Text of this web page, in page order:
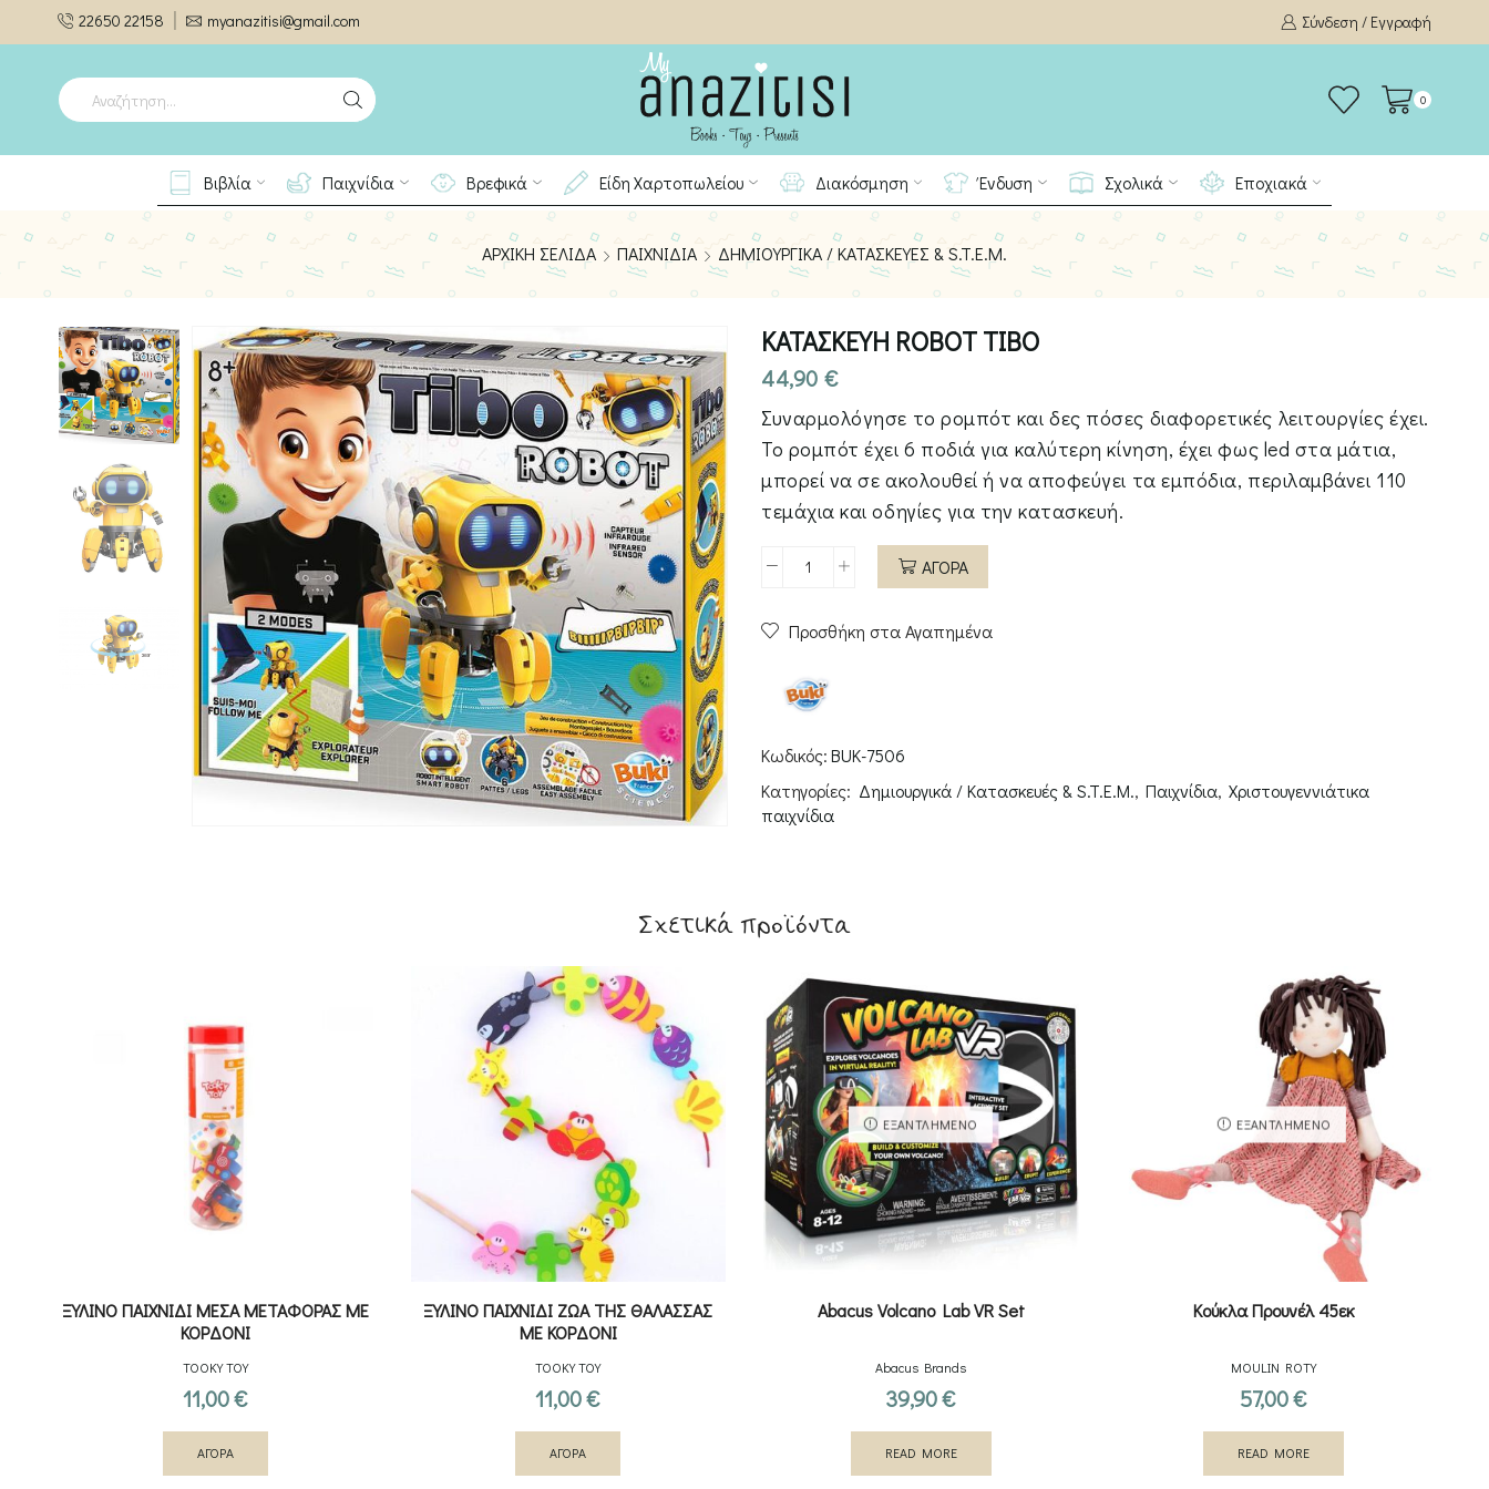
22650 22158 myanazitisi@gmail.com Σύνδεση / Εγγραφή
0
Βιβλία Παιχνίδια Βρεφικά Είδη Χαρτοπωλείου Διακόσμηση Ένδυση Σχολικά Εποχιακά
ΑΡΧΙΚΉ ΣΕΛΊΔΑ ΠΑΙΧΝΊΔΙΑ ΔΗΜΙΟΥΡΓΙΚΆ / ΚΑΤΑΣΚΕΥΈΣ & S.T.E.M.
ΚΑΤΑΣΚΕΥΗ ROBOT TIBO
44,90 €
Συναρμολόγησε το ρομπότ και δες πόσες διαφορετικές λειτουργίες έχει.
Το ρομπότ έχει 6 ποδιά για καλύτερη κίνηση, έχει φως led στα μάτια,
μπορεί να σε ακολουθεί ή να αποφεύγει τα εμπόδια, περιλαμβάνει 110
τεμάχια και οδηγίες για την κατασκευή.
ΚΑΤΑΣΚΕΥΗ
TIBO
ΑΓΟΡΑ
Προσθήκη στα Αγαπημένα
Κωδικός:BUK-7506
Κατηγορίες: Δημιουργικά / Κατασκευές & S.T.E.M., Παιχνίδια, Χριστουγεννιάτικα
παιχνίδια
Σχετικά προϊόντα
ΞΥΛΙΝΟ ΠΑΙΧΝΙΔΙ ΜΕΣΑ ΜΕΤΑΦΟΡΑΣ ΜΕ
ΚΟΡΔΟΝΙ
TOOKY TOY
11,00€
ΑΓΟΡΑ
ΞΥΛΙΝΟ ΠΑΙΧΝΙΔΙ ΖΩΑ ΤΗΣ ΘΑΛΑΣΣΑΣ
ΜΕ ΚΟΡΔΟΝΙ
TOOKY TOY
11,00€
ΑΓΟΡΑ
ΕΞΑΝΤΛΗΜΈΝΟ
Abacus Volcano Lab VR Set
Abacus Brands
39,90€
READ MORE
ΕΞΑΝΤΛΗΜΈΝΟ
Κούκλα Προυνέλ 45εκ
MOULIN ROTY
57,00€
READ MORE